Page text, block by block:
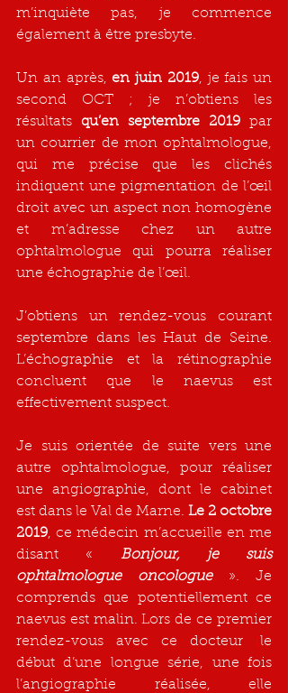
m’inquiète pas, je commence
également à être presbyte.
Un an après, en juin 2019, je fais un
second OCT ; je n’obtiens les
résultats qu’en septembre 2019 par
un courrier de mon ophtalmologue,
qui me précise que les clichés
indiquent une pigmentation de l’œil
droit avec un aspect non homogène
et m’adresse chez un autre
ophtalmologue qui pourra réaliser
une échographie de l’œil.
J’obtiens un rendez-vous courant
septembre dans les Haut de Seine.
L’échographie et la rétinographie
concluent que le naevus est
effectivement suspect.
Je suis orientée de suite vers une
autre ophtalmologue, pour réaliser
une angiographie, dont le cabinet
est dans le Val de Marne. Le 2 octobre
2019, ce médecin m’accueille en me
disant « Bonjour, je suis
ophtalmologue oncologue ». Je
comprends que potentiellement ce
naevus est malin. Lors de ce premier
rendez-vous avec ce docteur (le
début d’une longue série, une fois
l’angiographie réalisée, elle